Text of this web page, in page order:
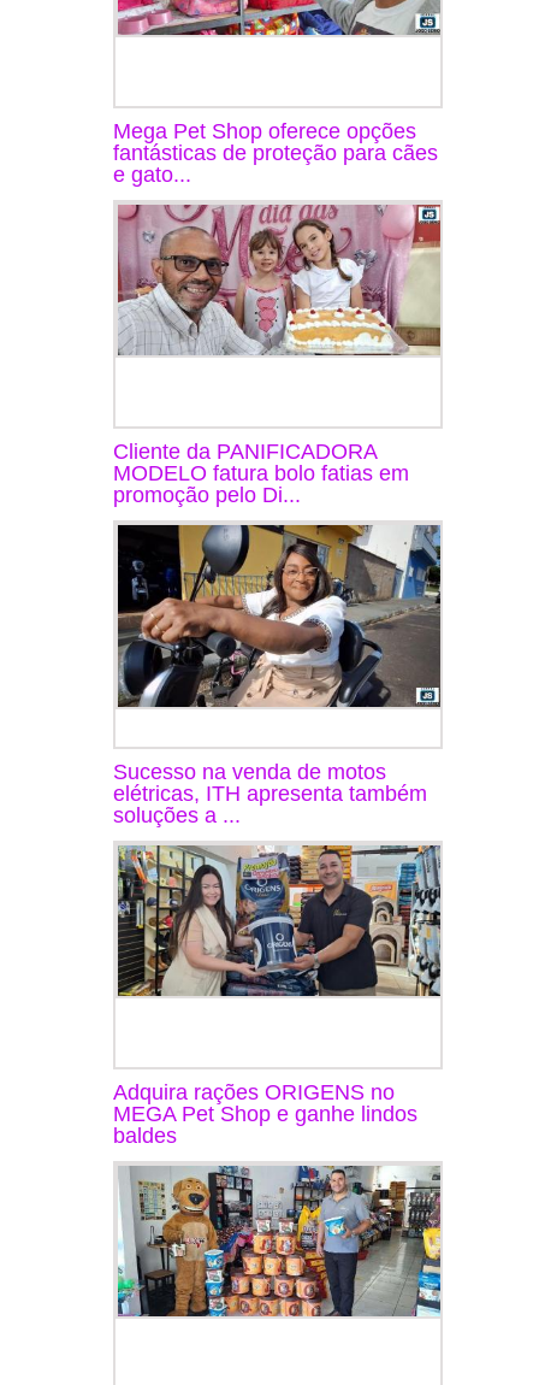
Mega Pet Shop oferece opções
fantásticas de proteção para cães
e gato...
Cliente da PANIFICADORA
MODELO fatura bolo fatias em
promoção pelo Di...
Sucesso na venda de motos
elétricas, ITH apresenta também
soluções a ...
Adquira rações ORIGENS no
MEGA Pet Shop e ganhe lindos
baldes